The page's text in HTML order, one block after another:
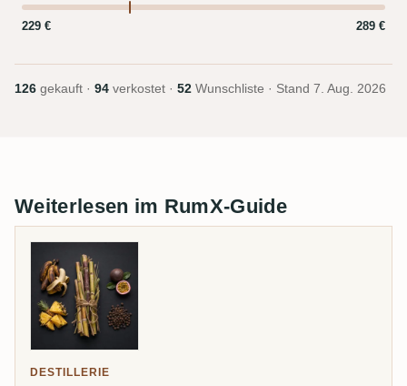
229 € 289 €
126 gekauft · 94 verkostet · 52 Wunschliste · Stand 7. Aug. 2026
Weiterlesen im RumX-Guide
DESTILLERIE